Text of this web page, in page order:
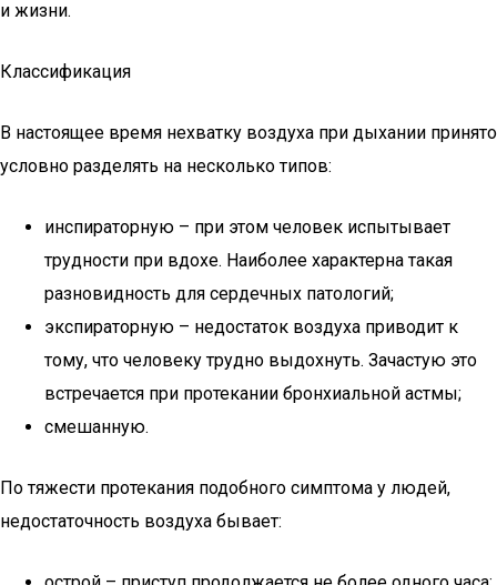
и жизни.
Классификация
В настоящее время нехватку воздуха при дыхании принято
условно разделять на несколько типов:
инспираторную – при этом человек испытывает
трудности при вдохе. Наиболее характерна такая
разновидность для сердечных патологий;
экспираторную – недостаток воздуха приводит к
тому, что человеку трудно выдохнуть. Зачастую это
встречается при протекании бронхиальной астмы;
смешанную.
По тяжести протекания подобного симптома у людей,
недостаточность воздуха бывает: